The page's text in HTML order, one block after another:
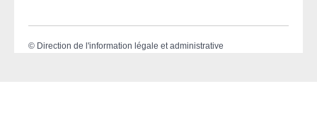
© Direction de l'information légale et administrative